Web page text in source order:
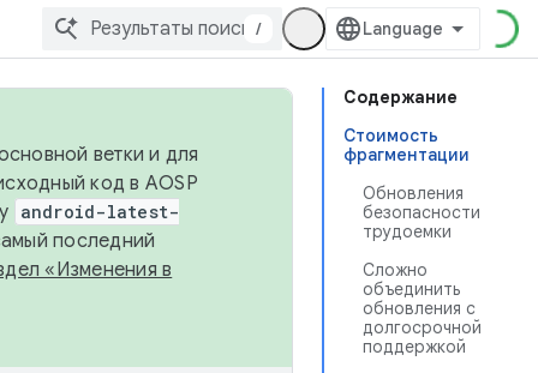
/
Содержание
Стоимость
фрагментации
Обновления
безопасности
трудоемки
Сложно
объединить
обновления с
долгосрочной
поддержкой
ветки и для
код в AOSP
android-latest-
последний
«Изменения в